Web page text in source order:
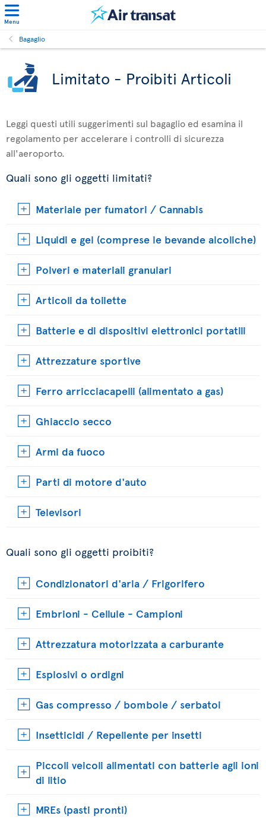
Menu
Bagaglio
Limitato - Proibiti Articoli
Leggi questi utili suggerimenti sul bagaglio ed esamina il
regolamento per accelerare i controlli di sicurezza
all'aeroporto.
Quali sono gli oggetti limitati?
Materiale per fumatori / Cannabis
Liquidi e gel (comprese le bevande alcoliche)
Polveri e materiali granulari
Articoli da toilette
Batterie e di dispositivi elettronici portatili
Attrezzature sportive
Ferro arricciacapelli (alimentato a gas)
Ghiaccio secco
Armi da fuoco
Parti di motore d'auto
Televisori
Quali sono gli oggetti proibiti?
Condizionatori d'aria / Frigorifero
Embrioni - Cellule - Campioni
Attrezzatura motorizzata a carburante
Esplosivi o ordigni
Gas compresso / bombole / serbatoi
Insetticidi / Repellente per insetti
Piccoli veicoli alimentati con batterie agli ioni
di litio
MREs (pasti pronti)